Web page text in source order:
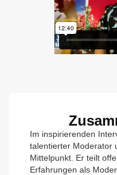
Im inspirierenden
talentierter Moderator
Mittelpunkt. Er teilt
Erfahrungen als